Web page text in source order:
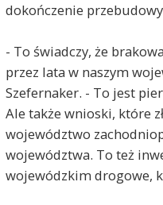
dokończenie
- To świadczy, że
przez lata w naszym
Szefernaker. - To jest
Ale także wnioski, które
województwo
województwa. To też
wojewódzkim drogowe,